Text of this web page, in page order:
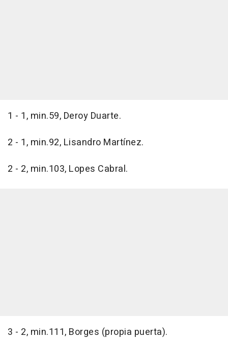
1 - 1, min.59, Deroy Duarte.
2 - 1, min.92, Lisandro Martínez.
2 - 2, min.103, Lopes Cabral.
3 - 2, min.111, Borges (propia puerta).